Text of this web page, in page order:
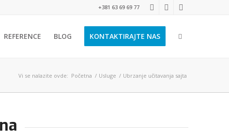
+381 63 69 69 77
REFERENCE BLOG KONTAKTIRAJTE NAS
Vi se nalazite ovde: Početna / Usluge / Ubrzanje učitavanja sajta